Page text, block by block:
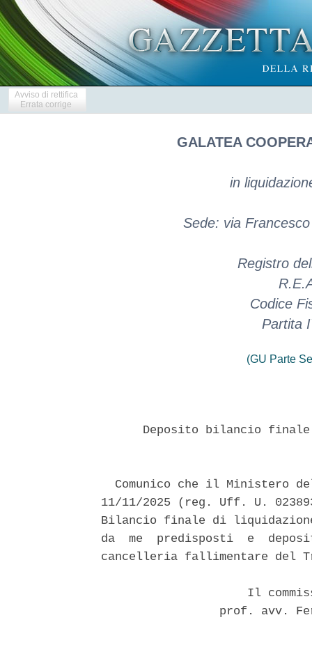
Avviso di rettifica
Errata corrige
GALATEA
in
Sede: via
Registro
Codice
Partita
(GU Parte
Deposito bilancio
Comunico che il Ministero
11/11/2025 (reg. Uff. U.
Bilancio finale di
da  me  predisposti  e
cancelleria fallimentare del
Il
prof. avv.